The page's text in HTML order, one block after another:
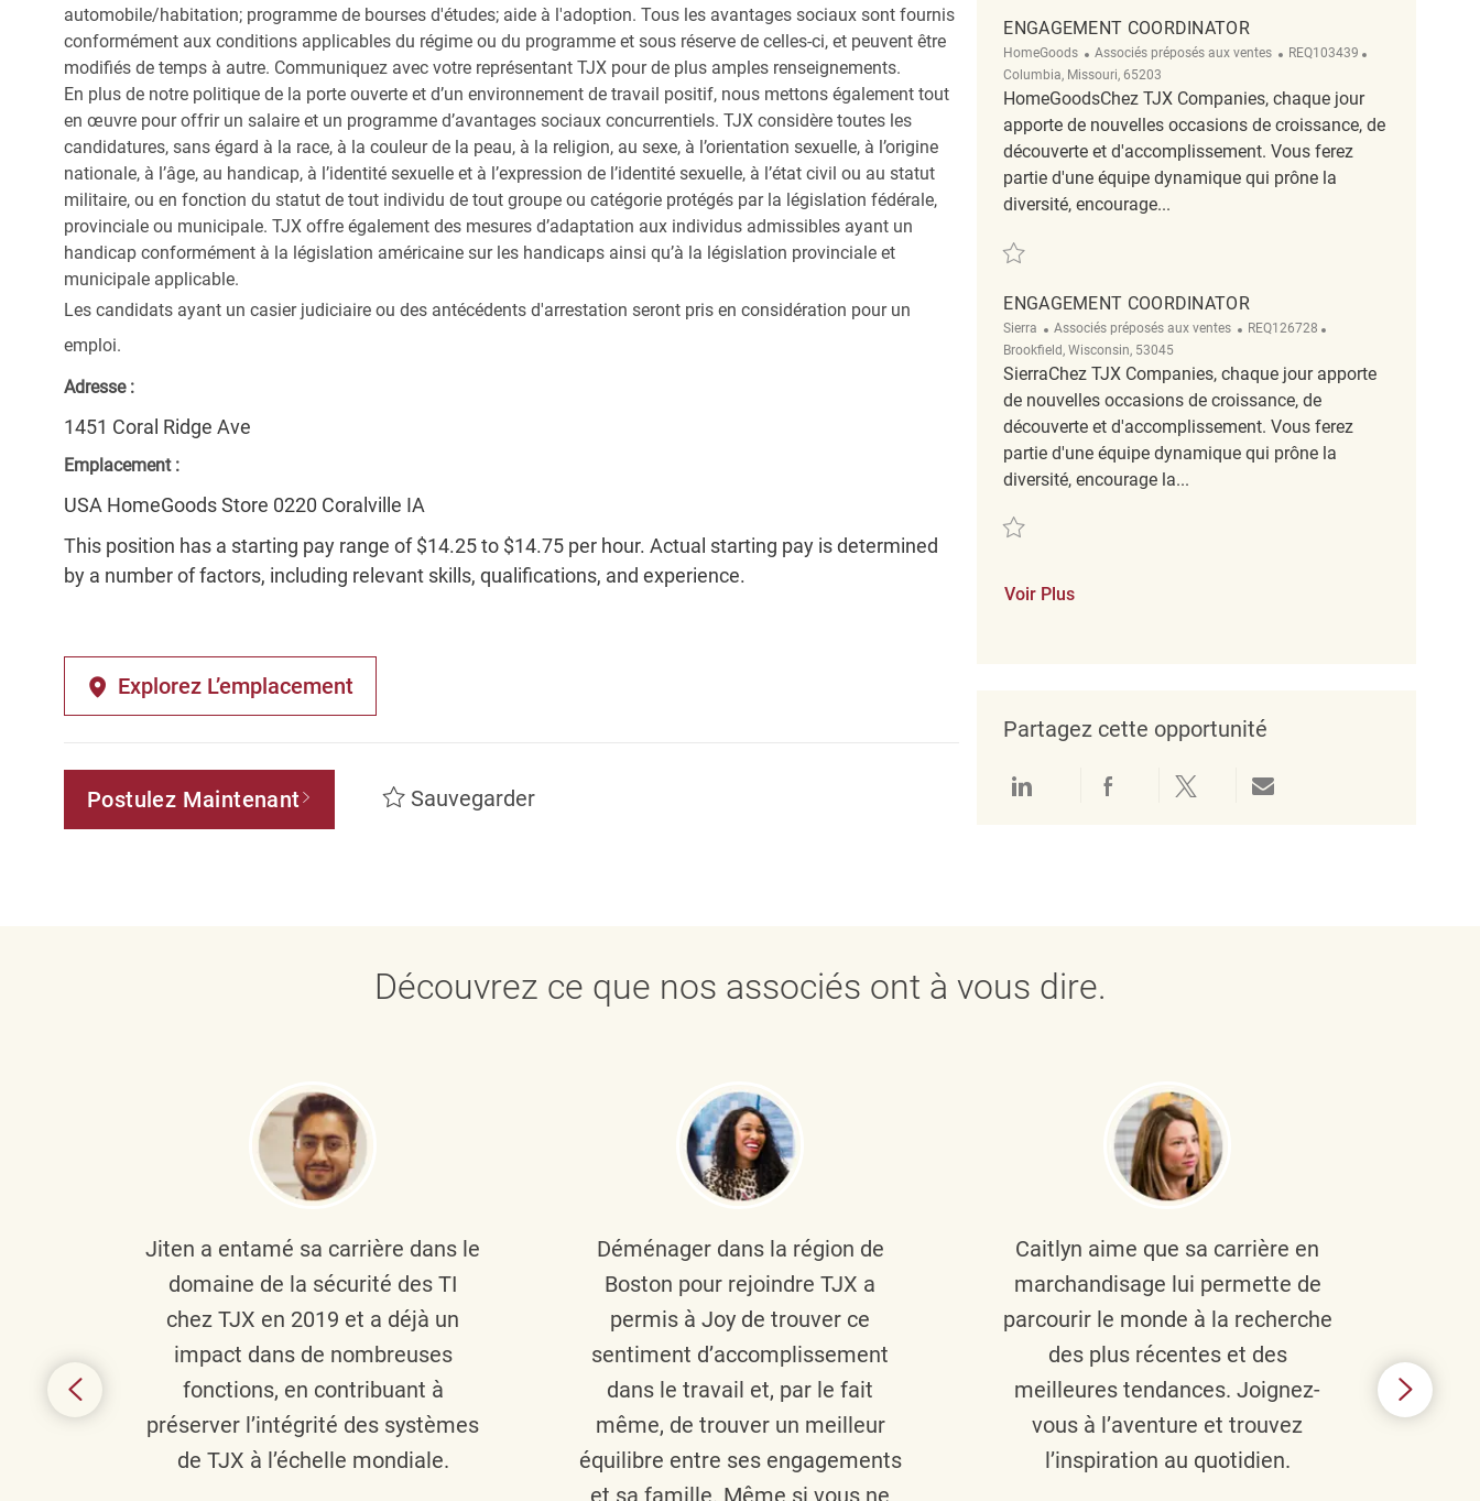
automobile/habitation; programme de bourses d'études; aide à l'adoption. Tous les avantages sociaux sont fournis
conformément aux conditions applicables du régime ou du programme et sous réserve de celles-ci, et peuvent être
modifiés de temps à autre. Communiquez avec votre représentant TJX pour de plus amples renseignements.
En plus de notre politique de la porte ouverte et d’un environnement de travail positif, nous mettons également tout
en œuvre pour offrir un salaire et un programme d’avantages sociaux concurrentiels. TJX considère toutes les
candidatures, sans égard à la race, à la couleur de la peau, à la religion, au sexe, à l’orientation sexuelle, à l’origine
nationale, à l’âge, au handicap, à l’identité sexuelle et à l’expression de l’identité sexuelle, à l’état civil ou au statut
militaire, ou en fonction du statut de tout individu de tout groupe ou catégorie protégés par la législation fédérale,
provinciale ou municipale. TJX offre également des mesures d’adaptation aux individus admissibles ayant un
handicap conformément à la législation américaine sur les handicaps ainsi qu’à la législation provinciale et
municipale applicable.
Les candidats ayant un casier judiciaire ou des antécédents d'arrestation seront pris en considération pour un
emploi.
Adresse :
1451 Coral Ridge Ave
Emplacement :
USA HomeGoods Store 0220 Coralville IA
This position has a starting pay range of $14.25 to $14.75 per hour. Actual starting pay is determined
by a number of factors, including relevant skills, qualifications, and experience.
Explorez L’emplacement
Postulez Maintenant Sauvegarder
ENGAGEMENT COORDINATOR
HomeGoods Catégorie
Associés préposés aux ventes ReqId
REQ103439
Columbia, Missouri, 65203
HomeGoodsChez TJX Companies, chaque jour
apporte de nouvelles occasions de croissance, de
découverte et d'accomplissement. Vous ferez
partie d'une équipe dynamique qui prône la
diversité, encourage...
Sauvegarder Engagement Coordinator REQ103439
ENGAGEMENT COORDINATOR
Sierra Catégorie
Associés préposés aux ventes ReqId
REQ126728
Brookfield, Wisconsin, 53045
SierraChez TJX Companies, chaque jour apporte
de nouvelles occasions de croissance, de
découverte et d'accomplissement. Vous ferez
partie d'une équipe dynamique qui prône la
diversité, encourage la...
Sauvegarder engagement coordinator REQ126728
Voir Plus
Partagez cette opportunité
Partager via LinkedInPartager via Facebook
Partager via twitterPartager par e-mail
Découvrez ce que nos associés ont à vous dire.
Jiten a entamé sa carrière dans le
domaine de la sécurité des TI
chez TJX en 2019 et a déjà un
impact dans de nombreuses
fonctions, en contribuant à
préserver l’intégrité des systèmes
de TJX à l’échelle mondiale.
Déménager dans la région de
Boston pour rejoindre TJX a
permis à Joy de trouver ce
sentiment d’accomplissement
dans le travail et, par le fait
même, de trouver un meilleur
équilibre entre ses engagements
et sa famille. Même si vous ne
Caitlyn aime que sa carrière en
marchandisage lui permette de
parcourir le monde à la recherche
des plus récentes et des
meilleures tendances. Joignez-
vous à l’aventure et trouvez
l’inspiration au quotidien.